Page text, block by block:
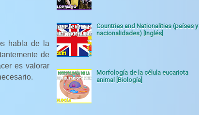
habla de la
de
es valorar
Countries and Nationalities (países y
nacionalidades) [Inglés]
Morfología de la célula eucariota
animal [Biología]